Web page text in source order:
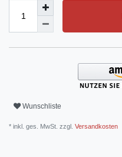
Wunschliste
* inkl. ges. MwSt. zzgl. Versandkosten